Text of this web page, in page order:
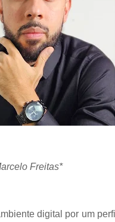
Freitas*
digital por um